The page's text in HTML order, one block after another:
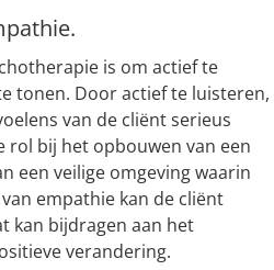
is om actief te
tonen. Door actief te luisteren,
van de cliënt serieus
rol bij het opbouwen van een
een veilige omgeving waarin
empathie kan de cliënt
kan bijdragen aan het
verandering.